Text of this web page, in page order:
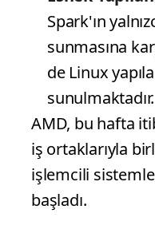
Spark'ın
sunmasına
de Linux
sunulmaktadır.
AMD, bu hafta
iş ortaklarıyla
işlemcili
başladı.